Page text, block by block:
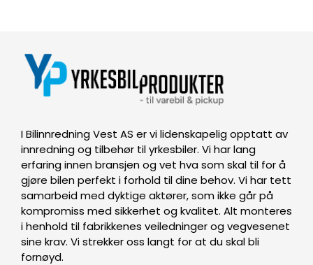
I Bilinnredning Vest AS er vi lidenskapelig opptatt av
innredning og tilbehør til yrkesbiler. Vi har lang
erfaring innen bransjen og vet hva som skal til for å
gjøre bilen perfekt i forhold til dine behov. Vi har tett
samarbeid med dyktige aktører, som ikke går på
kompromiss med sikkerhet og kvalitet. Alt monteres
i henhold til fabrikkenes veiledninger og vegvesenet
sine krav. Vi strekker oss langt for at du skal bli
fornøyd.